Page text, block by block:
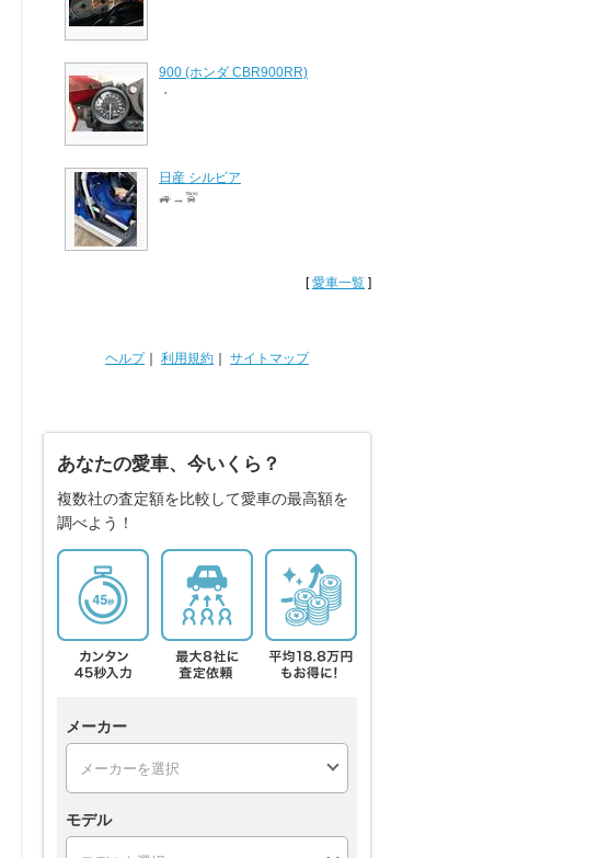
900 (ホンダ CBR900RR)
・
日産 シルビア
🚙→🚖
[愛車一覧 ]
ヘルプ｜ 利用規約 サイトマップ
あなたの愛車、今いくら？
複数社の査定額を比較して愛車の最高額を
調べよう！
メーカー
モデル